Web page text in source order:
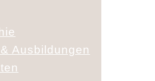
Ausbildungen